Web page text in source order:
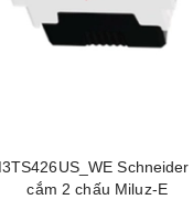
Schneider
cắm 2 chấu Miluz-E